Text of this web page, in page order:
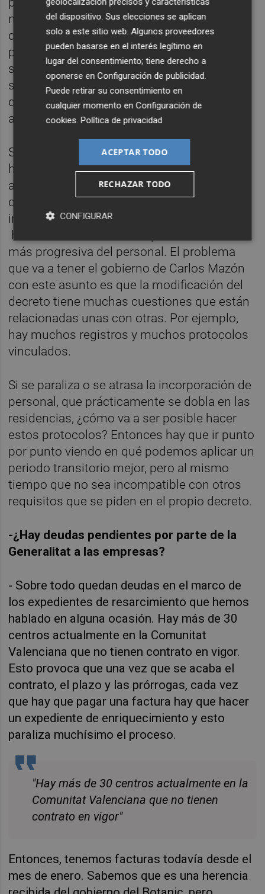
nos parece que no tiene ningún sentido y
que debería estar resuelto. El ratio de
personal, por ejemplo, en los centros de
salud mental y en los centros residenciales,
se dispara de una manera que entendemos
que no está justificada ni en la buena
atención.
Se superan todas las previsiones que podía
haber en el ámbito de la mejora de la
atención que podamos prestar y además
con un coste que creemos que es
irrealizable. En las residencias de mayores
hablábamos de una incorporación mucho
más progresiva del personal. El problema
que va a tener el gobierno de Carlos Mazón
con este asunto es que la modificación del
decreto tiene muchas cuestiones que están
relacionadas unas con otras. Por ejemplo,
hay muchos registros y muchos protocolos
vinculados.
Si se paraliza o se atrasa la incorporación de
personal, que prácticamente se dobla en las
residencias, ¿cómo va a ser posible hacer
estos protocolos? Entonces hay que ir punto
por punto viendo en qué podemos aplicar un
periodo transitorio mejor, pero al mismo
tiempo que no sea incompatible con otros
requisitos que se piden en el propio decreto.
-¿Hay deudas pendientes por parte de la
Generalitat a las empresas?
- Sobre todo quedan deudas en el marco de
los expedientes de resarcimiento que hemos
hablado en alguna ocasión. Hay más de 30
centros actualmente en la Comunitat
Valenciana que no tienen contrato en vigor.
Esto provoca que una vez que se acaba el
contrato, el plazo y las prórrogas, cada vez
que hay que pagar una factura hay que hacer
un expediente de enriquecimiento y esto
paraliza muchísimo el proceso.
"Hay más de 30 centros actualmente en la
Comunitat Valenciana que no tienen
contrato en vigor"
Entonces, tenemos facturas todavía desde el
mes de enero. Sabemos que es una herencia
del dispositivo. Sus elecciones se aplican
solo a este sitio web. Algunos proveedores
pueden basarse en el interés legítimo en
lugar del consentimiento; tiene derecho a
oponerse enConfiguración de publicidad.
Puede retirar su consentimiento en
cualquier momento enConfiguración de
cookies.Política de privacidad
ACEPTAR TODO
RECHAZAR TODO
CONFIGURAR